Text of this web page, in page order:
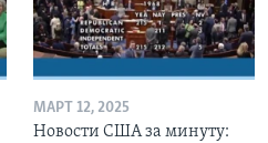
МАРТ 12, 2025
Новости США за минуту: